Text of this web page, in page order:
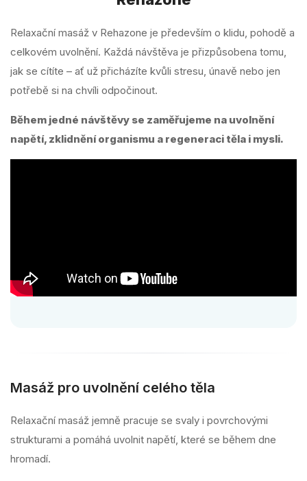
Relaxační masáž v Rehazone je především o klidu, pohodě a
celkovém uvolnění. Každá návštěva je přizpůsobena tomu,
jak se cítíte – ať už přicházíte kvůli stresu, únavě nebo jen
potřebě si na chvíli odpočinout.
Během jedné návštěvy se zaměřujeme na uvolnění
napětí, zklidnění organismu a regeneraci těla i mysli.
Masáž pro uvolnění celého těla
Relaxační masáž jemně pracuje se svaly i povrchovými
strukturami a pomáhá uvolnit napětí, které se během dne
hromadí.